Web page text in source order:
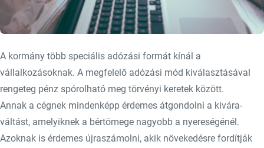
A kormány több speciális adózási formát kínál a
vállalkozásoknak. A megfelelő adózási mód kiválasztásával
rengeteg pénz spórolható meg törvényi keretek között.
Annak a cégnek mindenképp érdemes átgondolni a kivára-
váltást, amelyiknek a bértömege nagyobb a nyereségénél.
Azoknak is érdemes újraszámolni, akik növekedésre fordítják